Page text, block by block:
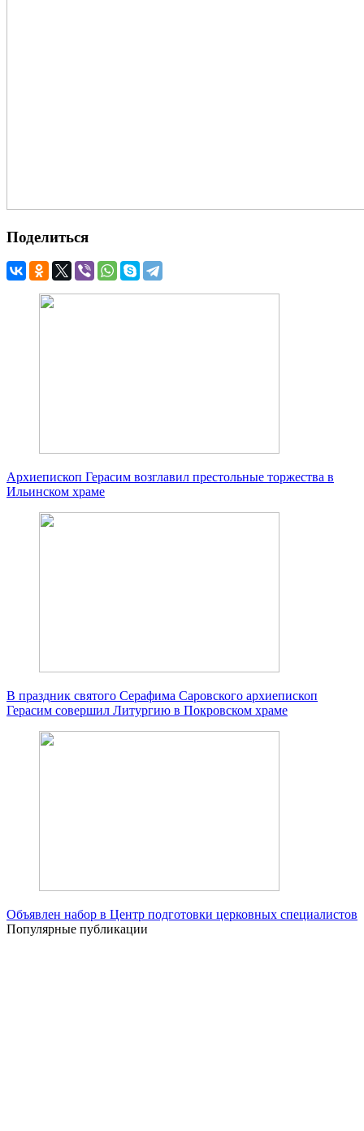
Поделиться
Архиепископ Герасим возглавил престольные торжества в
Ильинском храме
В праздник святого Серафима Саровского архиепископ
Герасим совершил Литургию в Покровском храме
Объявлен набор в Центр подготовки церковных специалистов
Популярные публикации